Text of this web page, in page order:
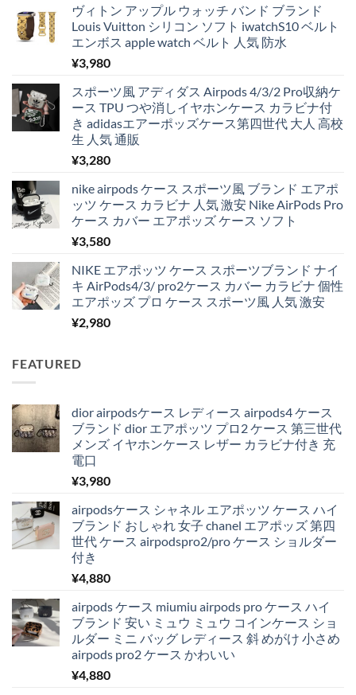
ヴィトン アップル ウォッチ バンド ブランド
Louis Vuitton シリコン ソフト iwatchS10 ベルト
エンボス apple watch ベルト 人気 防水
¥3,980
スポーツ風 アディダス Airpods 4/3/2 Pro収納ケ
ース TPU つや消しイヤホンケース カラビナ付
き adidasエアーポッズケース第四世代 大人 高校
生 人気 通販
¥3,280
nike airpods ケース スポーツ風 ブランド エアポ
ッツ ケース カラビナ 人気 激安 Nike AirPods Pro
ケース カバー エアポッズ ケース ソフト
¥3,580
NIKE エアポッツ ケース スポーツブランド ナイ
キ AirPods4/3/ pro2ケース カバー カラビナ 個性
エアポッズ プロ ケース スポーツ風 人気 激安
¥2,980
FEATURED
dior airpodsケース レディース airpods4 ケース
ブランド dior エアポッツ プロ2 ケース 第三世代
メンズ イヤホンケース レザー カラビナ付き 充
電口
¥3,980
airpodsケース シャネル エアポッツ ケース ハイ
ブランド おしゃれ 女子 chanel エアポッズ 第四
世代 ケース airpodspro2/pro ケース ショルダー
付き
¥4,880
airpods ケース miumiu airpods pro ケース ハイ
ブランド 安い ミュウ ミュウ コインケース ショ
ルダー ミニ バッグ レディース 斜 めがけ 小さめ
airpods pro2 ケース かわいい
¥4,880